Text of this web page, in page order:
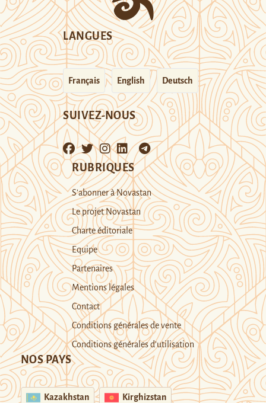
LANGUES
Français English Deutsch
SUIVEZ-NOUS
RUBRIQUES
S’abonner à Novastan
Le projet Novastan
Charte éditoriale
Equipe
Partenaires
Mentions légales
Contact
Conditions générales de vente
Conditions générales d’utilisation
NOS PAYS
Kazakhstan Kirghizstan